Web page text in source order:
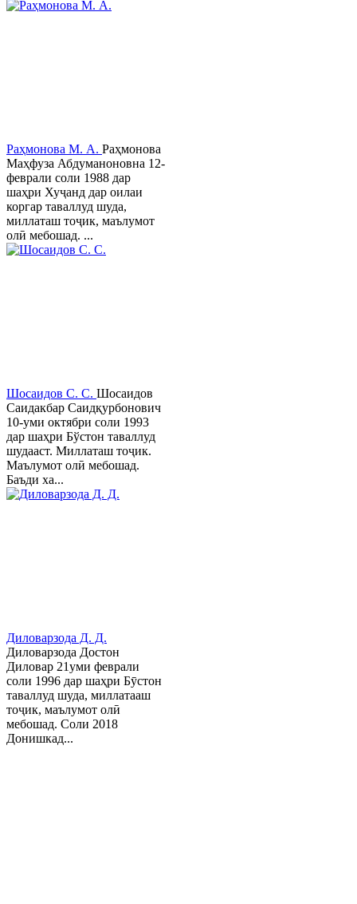
Раҳмонова М. А. Раҳмонова
Маҳфуза Абдуманоновна 12-
феврали соли 1988 дар
шаҳри Хуҷанд дар оилаи
коргар таваллуд шуда,
миллаташ тоҷик, маълумот
олӣ мебошад. ...
Шосаидов С. С. Шосаидов
Саидакбар Саидқурбонович
10-уми октябри соли 1993
дар шаҳри Бўстон таваллуд
шудааст. Миллаташ тоҷик.
Маълумот олӣ мебошад.
Баъди ха...
Диловарзода Д. Д.
Диловарзода Достон
Диловар 21уми феврали
соли 1996 дар шаҳри Бӯстон
таваллуд шуда, миллатааш
тоҷик, маълумот олӣ
мебошад. Соли 2018
Донишкад...